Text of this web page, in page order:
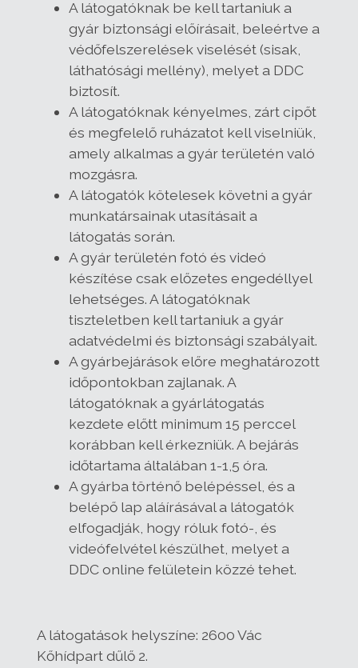
A látogatóknak be kell tartaniuk a
gyár biztonsági előírásait, beleértve a
védőfelszerelések viselését (sisak,
láthatósági mellény), melyet a DDC
biztosít.
A látogatóknak kényelmes, zárt cipőt
és megfelelő ruházatot kell viselniük,
amely alkalmas a gyár területén való
mozgásra.
A látogatók kötelesek követni a gyár
munkatársainak utasításait a
látogatás során.
A gyár területén fotó és videó
készítése csak előzetes engedéllyel
lehetséges. A látogatóknak
tiszteletben kell tartaniuk a gyár
adatvédelmi és biztonsági szabályait.
A gyárbejárások előre meghatározott
időpontokban zajlanak. A
látogatóknak a gyárlátogatás
kezdete előtt minimum 15 perccel
korábban kell érkezniük. A bejárás
időtartama általában 1-1,5 óra.
A gyárba történő belépéssel, és a
belépő lap aláírásával a látogatók
elfogadják, hogy róluk fotó-, és
videófelvétel készülhet, melyet a
DDC online felületein közzé tehet.
A látogatások helyszíne: 2600 Vác
Kőhídpart dűlő 2.